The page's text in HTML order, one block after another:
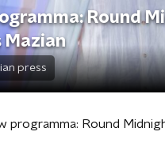
Round
Mazian
press